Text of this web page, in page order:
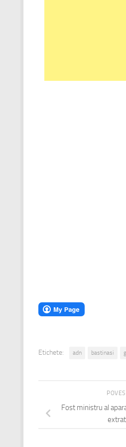
Etichete: adn bastinasi
Fost ministru al